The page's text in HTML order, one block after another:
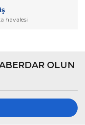
havalesi
OLUN